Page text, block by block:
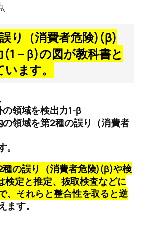
り（消費者危険)(β)
(1－β)の図が教科書と
ます。
領域を検出力1-β
の領域を第2種の誤り（消費者
種の誤り（消費者危険)(β)や検
検定と推定、抜取検査などに
、それらと整合性を取ると逆
ます。